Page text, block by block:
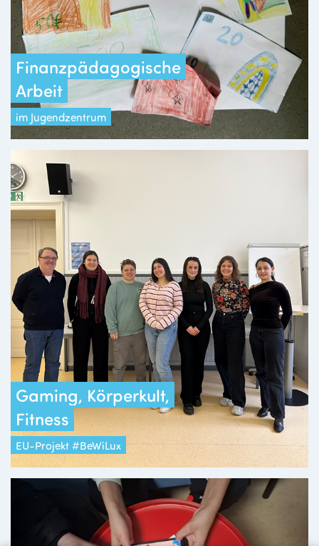
Finanzpädagogische
Arbeit
im Jugendzentrum
Gaming, Körperkult,
Fitness
EU-Projekt #BeWiLux